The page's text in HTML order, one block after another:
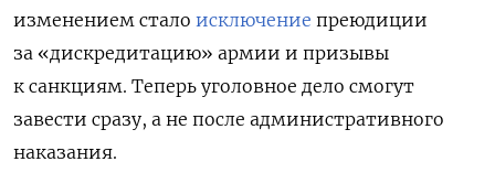
изменением стало исключение преюдиции
за «дискредитацию» армии и призывы
к санкциям. Теперь уголовное дело смогут
завести сразу, а не после административного
наказания.